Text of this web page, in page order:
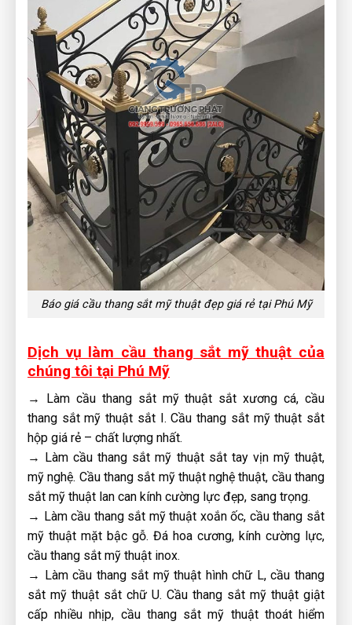
Báo giá cầu thang sắt mỹ thuật đẹp giá rẻ tại Phú Mỹ
Dịch vụ làm cầu thang sắt mỹ thuật của
chúng tôi tại Phú Mỹ
→ Làm cầu thang sắt mỹ thuật sắt xương cá, cầu
thang sắt mỹ thuật sắt I. Cầu thang sắt mỹ thuật sắt
hộp giá rẻ – chất lượng nhất.
→ Làm cầu thang sắt mỹ thuật sắt tay vịn mỹ thuật,
mỹ nghệ. Cầu thang sắt mỹ thuật nghệ thuật, cầu thang
sắt mỹ thuật lan can kính cường lực đẹp, sang trọng.
→ Làm cầu thang sắt mỹ thuật xoắn ốc, cầu thang sắt
mỹ thuật mặt bậc gỗ. Đá hoa cương, kính cường lực,
cầu thang sắt mỹ thuật inox.
→ Làm cầu thang sắt mỹ thuật hình chữ L, cầu thang
sắt mỹ thuật sắt chữ U. Cầu thang sắt mỹ thuật giật
cấp nhiều nhịp, cầu thang sắt mỹ thuật thoát hiểm